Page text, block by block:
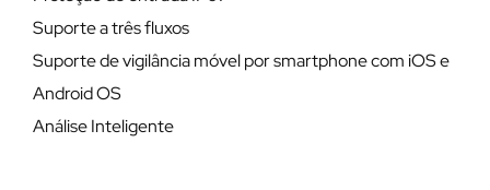
Suporte a três fluxos
Suporte de vigilância móvel por smartphone com iOS e
Android OS
Análise Inteligente